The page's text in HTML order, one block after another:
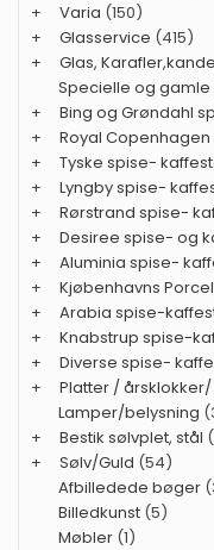
+
Varia (150)
+
Glasservice (415)
+
Glas,
Specielle og gamle
+
Bing og Grøndahl
+
Royal
+
Tyske spise-
+
Lyngby spise-
+
Rørstrand spise-
+
Desiree spise- og
+
Aluminia spise-
+
Kjøbenhavns
+
Arabia spise-
+
Knabstrup spise-
+
Diverse spise-
+
Platter / årsklokker/
Lamper/belysning
+
Bestik sølvplet, stål
+
Sølv/Guld (54)
Afbilledede bøger
Billedkunst (5)
Møbler (1)